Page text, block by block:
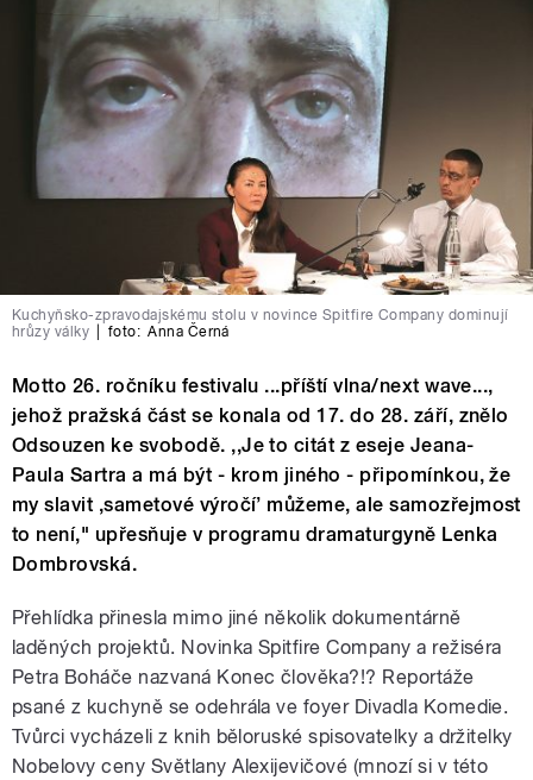
Kuchyňsko-zpravodajskému stolu v novince Spitfire Company dominují
hrůzy války
foto: Anna Černá
Motto 26. ročníku festivalu ...příští vlna/next wave...,
jehož pražská část se konala od 17. do 28. září, znělo
Odsouzen ke svobodě. ,,Je to citát z eseje Jeana-
Paula Sartra a má být - krom jiného - připomínkou, že
my slavit ,sametové výročí’ můžeme, ale samozřejmost
to není," upřesňuje v programu dramaturgyně Lenka
Dombrovská.
Přehlídka přinesla mimo jiné několik dokumentárně
laděných projektů. Novinka Spitfire Company a režiséra
Petra Boháče nazvaná Konec člověka?!? Reportáže
psané z kuchyně se odehrála ve foyer Divadla Komedie.
Tvůrci vycházeli z knih běloruské spisovatelky a držitelky
Nobelovy ceny Světlany Alexijevičové (mnozí si v této